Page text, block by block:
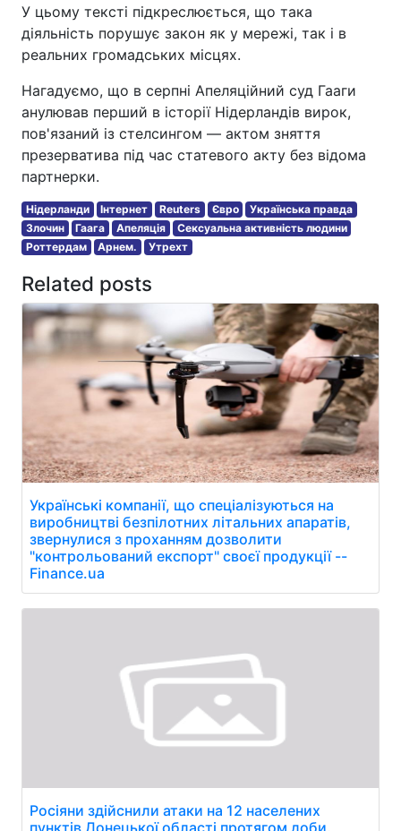
У цьому тексті підкреслюється, що така
діяльність порушує закон як у мережі, так і в
реальних громадських місцях.
Нагадуємо, що в серпні Апеляційний суд Гааги
анулював перший в історії Нідерландів вирок,
пов'язаний із стелсингом — актом зняття
презерватива під час статевого акту без відома
партнерки.
Нідерланди Інтернет Reuters Євро
Українська правда
Злочин
Гаага Апеляція
Сексуальна активність людини
Роттердам
Арнем. Утрехт
Related posts
Українські компанії, що спеціалізуються на
виробництві безпілотних літальних апаратів,
звернулися з проханням дозволити
"контрольований експорт" своєї продукції --
Finance.ua
Росіяни здійснили атаки на 12 населених
пунктів Донецької області протягом доби.